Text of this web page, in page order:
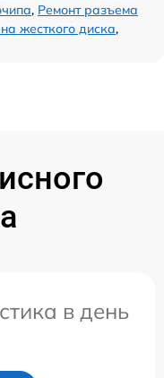
, Ремонт разъема
жесткого диска,
в день